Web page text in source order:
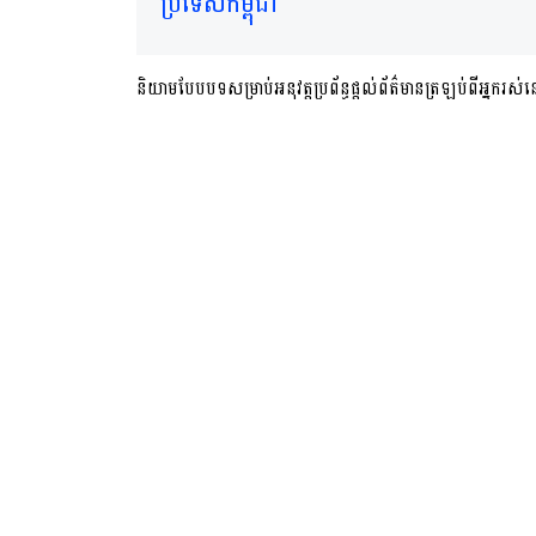
និយាមបែបបទសម្រាប់អនុវត្តប្រព័ន្ធផ្តល់ព័ត៌មានត្រឡប់ពីអ្នករ